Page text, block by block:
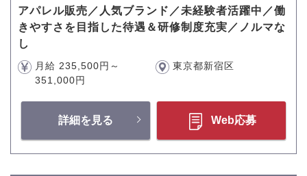
アパレル販売／人気ブランド／未経験者活躍中／働
きやすさを目指した待遇＆研修制度充実／ノルマな
し
月給 235,500円～
351,000円
東京都新宿区
詳細を見る Web応募